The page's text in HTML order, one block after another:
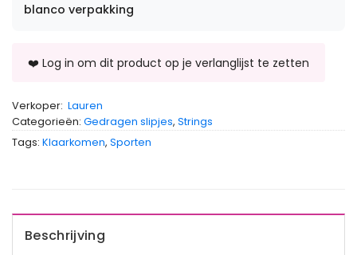
blanco verpakking
Verkoper: Lauren
Categorieën: Gedragen slipjes, Strings
Tags: Klaarkomen, Sporten
Beschrijving